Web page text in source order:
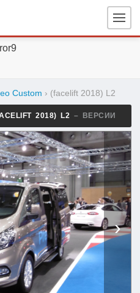
Custom › (facelift 2018) L2
2018) L2 – ВЕРСИИ
›